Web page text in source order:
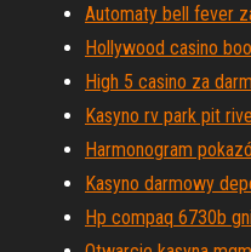
Automaty bell fever
Hollywood casino
High 5 casino za
Kasyno rv park pit
Harmonogram
Kasyno darmowy
Hp compaq 6730b